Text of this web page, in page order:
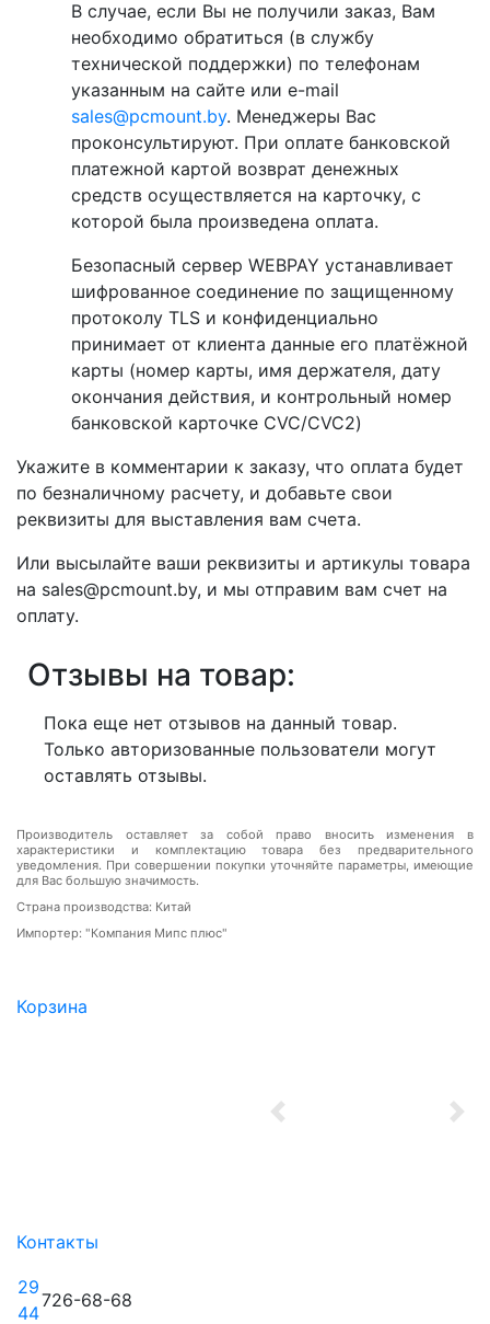
Корзина
Previous
Контакты
29
44
726-68-68
В случае, если Вы не получили заказ, Вам
необходимо обратиться (в службу
технической поддержки) по телефонам
указанным на сайте или e-mail
sales@pcmount.by. Менеджеры Вас
проконсультируют. При оплате банковской
платежной картой возврат денежных
средств осуществляется на карточку, с
которой была произведена оплата.
Безопасный сервер WEBPAY устанавливает
шифрованное соединение по защищенному
протоколу TLS и конфиденциально
принимает от клиента данные его платёжной
карты (номер карты, имя держателя, дату
окончания действия, и контрольный номер
банковской карточке CVC/CVC2)
Укажите в комментарии к заказу, что оплата будет
по безналичному расчету, и добавьте свои
реквизиты для выставления вам счета.
Или высылайте ваши реквизиты и артикулы товара
на sales@pcmount.by, и мы отправим вам счет на
оплату.
Отзывы на товар:
Пока еще нет отзывов на данный товар.
Только авторизованные пользователи могут
оставлять отзывы.
Производитель оставляет за собой право вносить изменения в
характеристики и комплектацию товара без предварительного
уведомления. При совершении покупки уточняйте параметры, имеющие
для Вас большую значимость.
Страна производства: Китай
Импортер: "Компания Мипс плюс"